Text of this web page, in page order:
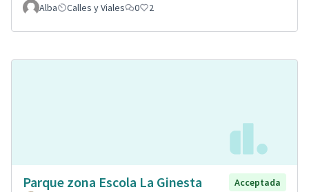
Alba Calles y Viales 0 2
Parque zona Escola La Ginesta
Acceptada